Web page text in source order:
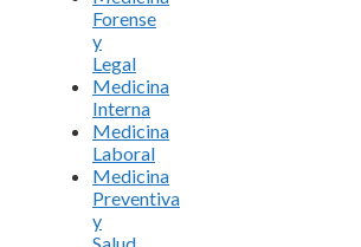
Forense
y
Legal
Medicina
Interna
Medicina
Laboral
Medicina
Preventiva
y